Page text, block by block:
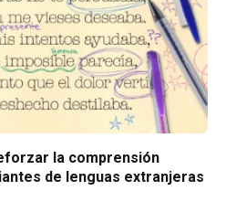
la comprensión
de lenguas extranjeras